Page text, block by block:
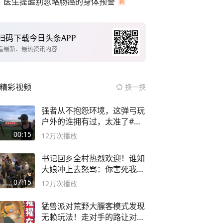
码下载今日头条APP
最新、最热资讯内容
精彩视频 换一换
00:15
强者从不抱怨环境，这弹弓玩
户外的谁拥有过，太准了#弹
弓#户外
12万次播放
07:15
书记回乡全村热烈欢迎！谁知
大娘冲上去怒骂：你害死我儿
子
12万次播放
猛兽派对荒野大膘客模式发现
无赖玩法！走对手的路让对手